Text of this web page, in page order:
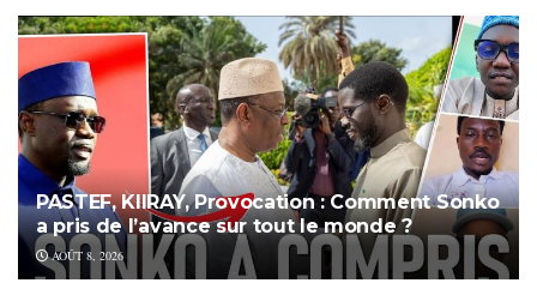
PASTEF, KIIRAY, Provocation : Comment Sonko
a pris de l’avance sur tout le monde ?
AOÛT 8, 2026